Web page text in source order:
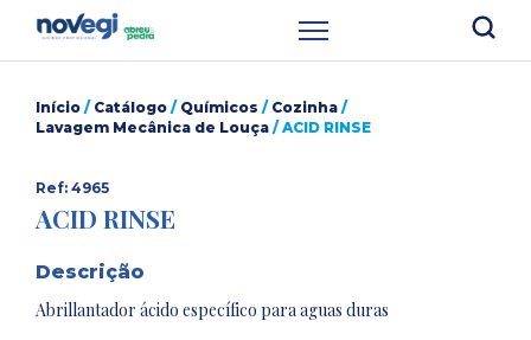
Início / Catálogo / Químicos / Cozinha /
Lavagem Mecânica de Louça / ACID RINSE
Ref: 4965
ACID RINSE
Descrição
Abrillantador ácido específico para aguas duras